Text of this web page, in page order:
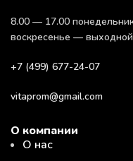
8.00 — 17.00
воскресенье — выходной
+7 (499) 677-24-07
vitaprom@gmail.com
О компании
О нас